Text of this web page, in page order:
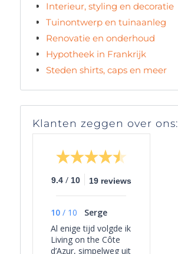
Interieur, styling en decoratie
Tuinontwerp en tuinaanleg
Renovatie en onderhoud
Hypotheek in Frankrijk
Steden shirts, caps en meer
Klanten zeggen over ons:
9.4 / 10 19 reviews
10 / 10
Serge
Al enige tijd volgde ik
Living on the Côte
d’Azur, simpelweg uit